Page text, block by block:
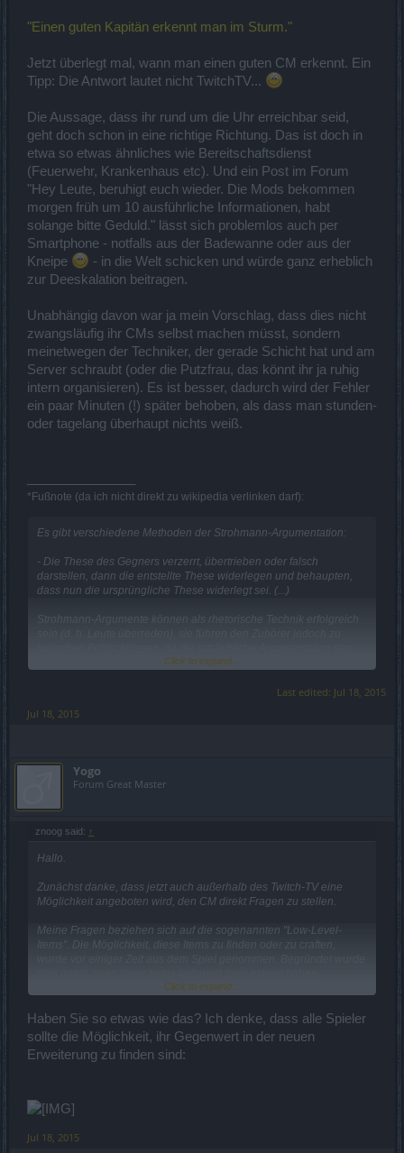
"Einen guten Kapitän erkennt man im Sturm."
Jetzt überlegt mal, wann man einen guten CM erkennt. Ein
Tipp: Die Antwort lautet nicht TwitchTV...
Die Aussage, dass ihr rund um die Uhr erreichbar seid,
geht doch schon in eine richtige Richtung. Das ist doch in
etwa so etwas ähnliches wie Bereitschaftsdienst
(Feuerwehr, Krankenhaus etc). Und ein Post im Forum
"Hey Leute, beruhigt euch wieder. Die Mods bekommen
morgen früh um 10 ausführliche Informationen, habt
solange bitte Geduld." lässt sich problemlos auch per
Smartphone - notfalls aus der Badewanne oder aus der
Kneipe
- in die Welt schicken und würde ganz erheblich
zur Deeskalation beitragen.
Unabhängig davon war ja mein Vorschlag, dass dies nicht
zwangsläufig ihr CMs selbst machen müsst, sondern
meinetwegen der Techniker, der gerade Schicht hat und am
Server schraubt (oder die Putzfrau, das könnt ihr ja ruhig
intern organisieren). Es ist besser, dadurch wird der Fehler
ein paar Minuten (!) später behoben, als dass man stunden-
oder tagelang überhaupt nichts weiß.
*Fußnote (da ich nicht direkt zu wikipedia verlinken darf):
Es gibt verschiedene Methoden der Strohmann-Argumentation:
- Die These des Gegners verzerrt, übertrieben oder falsch
darstellen, dann die entstellte These widerlegen und behaupten,
dass nun die ursprüngliche These widerlegt sei. (...)
Strohmann-Argumente können als rhetorische Technik erfolgreich
Gegners nicht widerlegt ist. Strohmann-Argumente sind aber auch
Gegner irrtümlich die angegriffenen Positionen unterstellt, weil er
Click to expand...
Last edited: Jul 18, 2015
Jul 18, 2015
Yogo
Forum Great Master
znoog said: ↑
Hallo.
Zunächst danke, dass jetzt auch außerhalb des Twitch-TV eine
Möglichkeit angeboten wird, den CM direkt Fragen zu stellen.
Meine Fragen beziehen sich auf die sogenannten "Low-Level-
Items". Die Möglichkeit, diese Items zu finden oder zu craften,
potentiellen Werte das Balancing verzerrt haben.
Nach meinen Informationen wurden die Low-Level-Items selbst
aber im Spiel belassen. Während bei anderen Gelegenheiten "OP-
Items" eingezogen und deren Besitzer entschädigt wurden (z. B bei
den Boxed-Items wie Rekrutenbeil und -schild), geschah hier
verbessert, es wurde vielmehr zementiert, da diejenigen, die
derartige Gegenstände nicht besitzen, jetzt keine Möglichkeit mehr
haben, sie zu erlangen - der Vorteil liegt also dauerhaft bei den
Spielern, die bereits über diese Items verfügen.
Click to expand...
Haben Sie so etwas wie das? Ich denke, dass alle Spieler
sollte die Möglichkeit, ihr Gegenwert in der neuen
Erweiterung zu finden sind:
Jul 18, 2015